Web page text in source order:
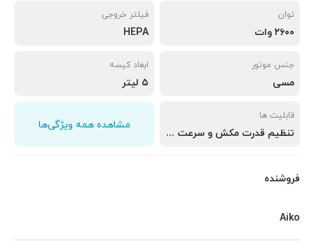
توان
۲۶۰۰ وات
فیلتر خروجی
HEPA
جنس موتور
مسی
ابعاد کیسه
۵ لیتر
قابلیت ها
تنظیم قدرت مکش و سرعت روی دسته عملکرد بی صدا با موتور تمام مسی کارآمد دارای لوله تلسکوپی فلزی و برس دوکاره
مشاهده همه ویژگی‌ها
فروشنده
Aiko